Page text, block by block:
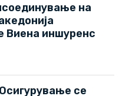
на
Виена иншуренс
се